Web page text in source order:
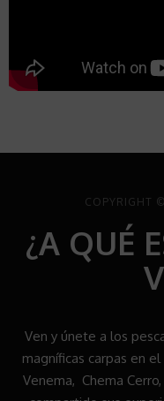
COPYRIGHT
¿A QUÉ
Ven y únete a los
magníficas carpas en
Venema, Chema